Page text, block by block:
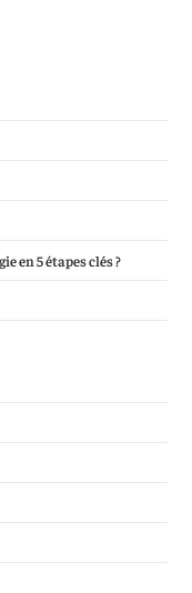
en 5 étapes clés ?